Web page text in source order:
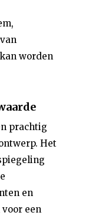
worden
prachtig
Het
en
een